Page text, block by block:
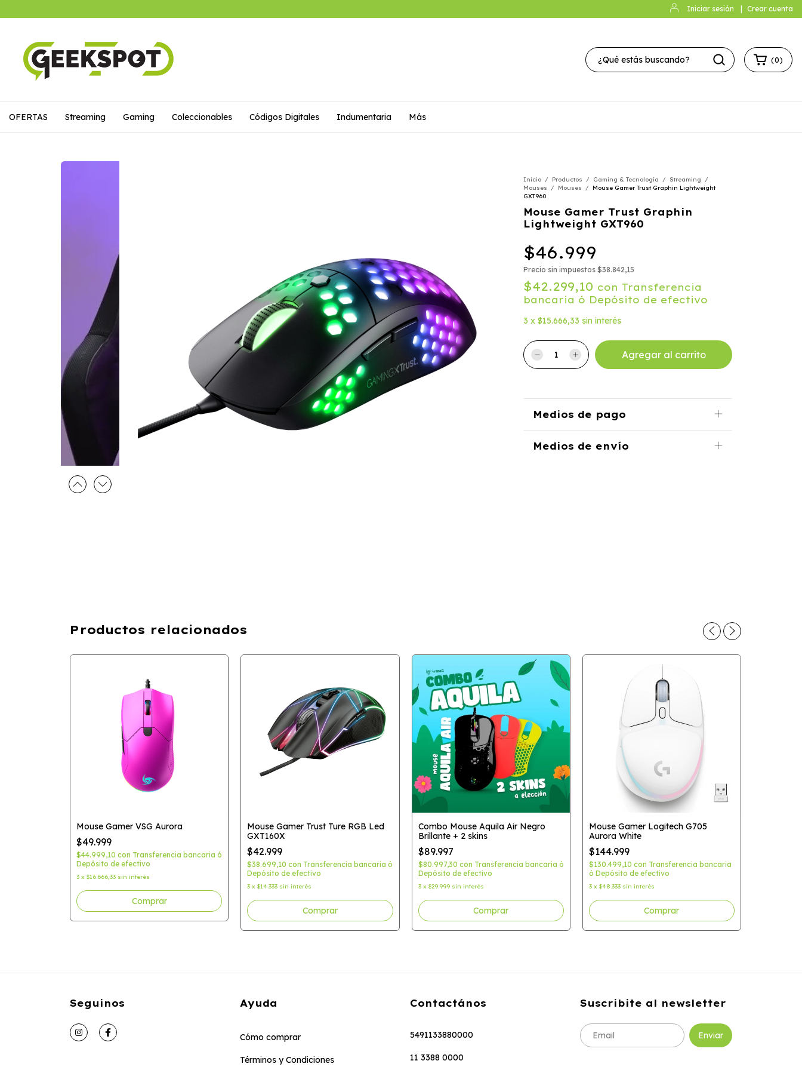
Iniciar sesión Crear cuenta
(0)
OFERTAS Streaming Gaming Coleccionables Códigos Digitales Indumentaria Más
Inicio / Productos / Gaming & Tecnología / Streaming
/
Mouses
/ Mouses / Mouse Gamer Trust Graphin Lightweight
GXT960
Mouse Gamer Trust Graphin
Lightweight GXT960
$46.999
Precio sin impuestos $38.842,15
$42.299,10 con Transferencia
bancaria ó Depósito de efectivo
3 x $15.666,33 sin interés
Medios de pago
Medios de envío
Productos relacionados
Mouse Gamer VSG Aurora
$49.999
$44.999,10 con Transferencia bancaria ó
Depósito de efectivo
3 x $16.666,33 sin interés
Comprar
Mouse Gamer Trust Ture RGB Led
GXT160X
$42.999
$38.699,10con Transferencia bancaria ó
Depósito de efectivo
3 x$14.333 sin interés
Combo Mouse Aquila Air Negro
Brillante + 2 skins
$89.997
$80.997,30 con Transferencia bancaria ó
Depósito de efectivo
3 x $29.999 sin interés
Comprar
Mouse Gamer Logitech G705
Aurora White
$144.999
$130.499,10 con Transferencia bancaria
ó Depósito de efectivo
3 x $48.333 sin interés
Seguinos Ayuda
Cómo comprar
Términos y Condiciones
Contactános
5491133880000
11 3388 0000
Suscribite al newsletter